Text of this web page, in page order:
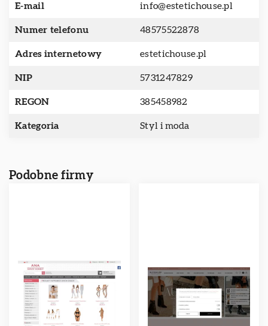
E-mail info@estetichouse.pl
Numer telefonu 48575522878
Adres internetowy estetichouse.pl
NIP 5731247829
REGON 385458982
Kategoria Styl i moda
Podobne firmy